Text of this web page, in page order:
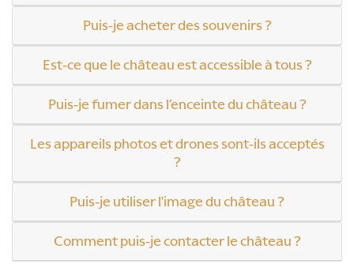
Puis-je acheter des souvenirs ?
Est-ce que le château est accessible à tous ?
Puis-je fumer dans l’enceinte du château ?
Les appareils photos et drones sont-ils acceptés
?
Puis-je utiliser l'image du château ?
Comment puis-je contacter le château ?